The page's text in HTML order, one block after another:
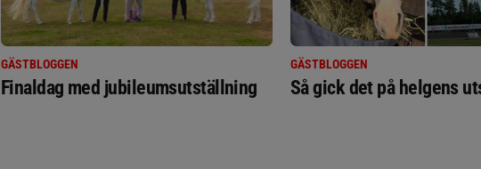
GÄSTBLOGGEN
Finaldag med jubileumsutställning
GÄSTBLOGGEN
Så gick det på helgens